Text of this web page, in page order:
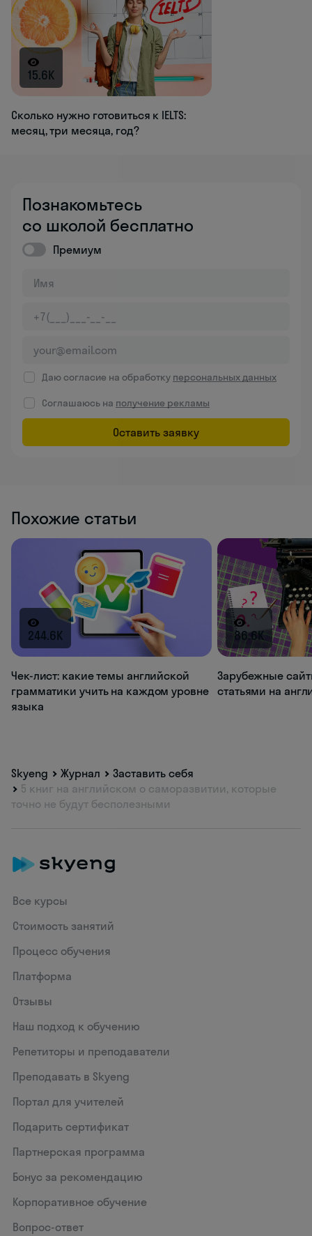
15.6K
Сколько нужно готовиться к IELTS:
месяц, три месяца, год?
Познакомьтесь
со школой бесплатно
Премиум
Даю согласие на обработку персональных данных
Соглашаюсь на получение рекламы
Оставить заявку
Похожие статьи
244.6K
Чек-лист: какие темы английской
грамматики учить на каждом уровне
языка
86.6K
Зарубежные
статьями на
Skyeng Журнал
Заставить себя
5 книг на английском о саморазвитии, которые
точно не будут бесполезными
Все курсы
Стоимость занятий
Процесс обучения
Платформа
Отзывы
Наш подход к обучению
Репетиторы и преподаватели
Преподавать в Skyeng
Портал для учителей
Подарить сертификат
Партнерская программа
Бонус за рекомендацию
Корпоративное обучение
Вопрос-ответ